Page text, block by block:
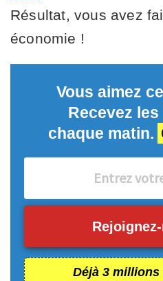
Résultat, vous avez
économie !
Vous aimez
Recevez
chaque matin.
Déjà 3